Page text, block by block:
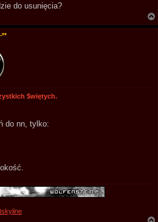
do usunięcia?
**
$więtych.
do nn, tylko: